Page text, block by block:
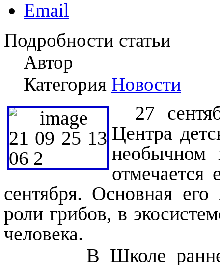
Подробности статьи
Автор
Категория Новости
27
Центра
необычном
отмечается
сентября. Основная
роли грибов, в
человека.
В Школе раннего